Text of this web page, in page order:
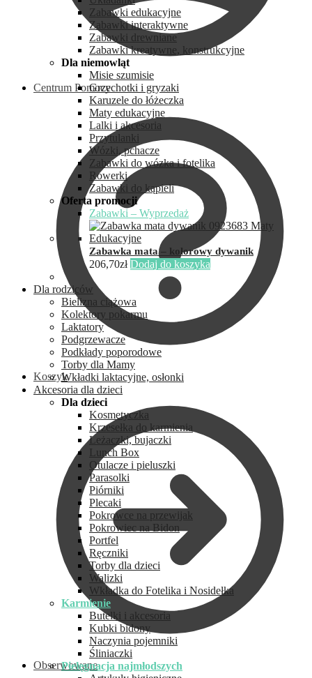
Centrum Pomocy
Koszyk
Obserwowane
Zabawki edukacyjne
Zabawki interaktywne
Zabawki drewniane
Zabawki kreatywne, konstrukcyjne
Dla niemowląt
Misie szumisie
Grzechotki i gryzaki
Karuzele do łóżeczka
Maty edukacyjne
Lalki i akcesoria
Przytulanki
Wózki, pchacze
Zabawki do wózka i fotelika
Rowerki
Zabawki do kąpieli
Oferta promocji
Zabawki – Wyprzedaż
Zabawka mata – kolorowy dywanik
206,70zł Dodaj do koszyka
Dla rodziców
Bielizna ciążowa
Kolektory pokarmu
Laktatory
Podgrzewacze
Podkłady poporodowe
Torby dla Mamy
Wkładki laktacyjne, osłonki
Akcesoria dla dzieci
Dla dzieci
Kosmetyczka
Krzesełka do karmienia
Leżaczki, bujaczki
Lunch Box
Otulacze i pieluszki
Parasolki
Piórniki
Plecaki
Pokrowce na przewijak
Pokrowiec na Bidon
Portfel
Ręczniki
Torby dla dzieci
Walizki
Wkładka do Fotelika i Nosidełka
Karmienie
Butelki i akcesoria
Kubki bidony
Naczynia pojemniki
Śliniaczki
Pielęgnacja najmłodszych